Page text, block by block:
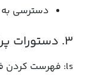
دسترسی به
3. دستورات پرکاربرد در Terminal کدام‌اند؟
ls: فهرست کردن فایل‌ها و پوشه‌ها